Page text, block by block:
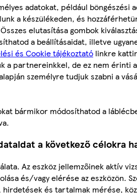
adatokat, például böngészési
a készülékeden, és
elutasítása gombok
a beállításaidat, illetve
és Cookie tájékoztató linkre
a partnereinkkel, de ez nem érinti
személyre tudjuk szabni a
bármikor módosíthatod a
a következő célokra
Az eszköz jellemzőinek aktív
és/vagy elérése az eszközön.
és tartalmak mérése,